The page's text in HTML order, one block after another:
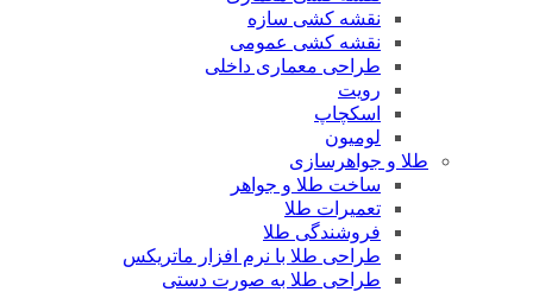
نقشه کشی سازه
نقشه کشی عمومی
طراحی معماری داخلی
رویت
اسکچاپ
لومیون
طلا و جواهرسازی
ساخت طلا و جواهر
تعمیرات طلا
فروشندگی طلا
طراحی طلا با نرم افزار ماتریکس
طراحی طلا به صورت دستی